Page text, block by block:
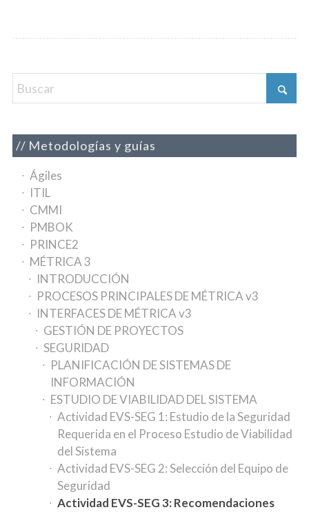
Metodologías y guías
Ágiles
ITIL
CMMI
PMBOK
PRINCE2
MÉTRICA 3
INTRODUCCIÓN
PROCESOS PRINCIPALES DE MÉTRICA v3
INTERFACES DE MÉTRICA v3
GESTIÓN DE PROYECTOS
SEGURIDAD
PLANIFICACIÓN DE SISTEMAS DE
INFORMACIÓN
ESTUDIO DE VIABILIDAD DEL SISTEMA
Actividad EVS-SEG 1: Estudio de la Seguridad
Requerida en el Proceso Estudio de Viabilidad
del Sistema
Actividad EVS-SEG 2: Selección del Equipo de
Seguridad
Actividad EVS-SEG 3: Recomendaciones